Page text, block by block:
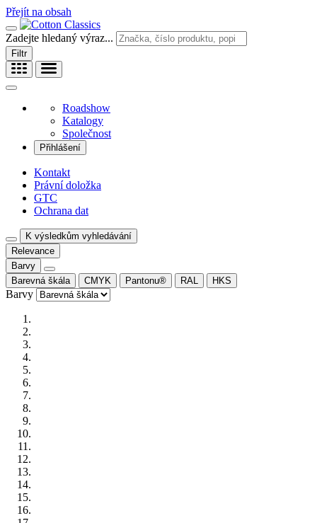
Přejít na obsah
Zadejte hledaný výraz...
Filtr
Roadshow
Katalogy
Společnost
Přihlášení
Kontakt
Právní doložka
GTC
Ochrana dat
K výsledkům vyhledávání
Relevance
Barvy
Barevná škála
CMYK Pantonu® RAL HKS
Barvy